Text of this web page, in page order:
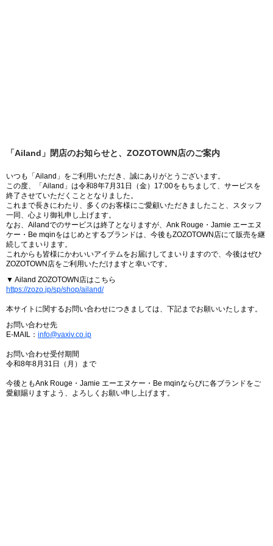
「Ailand」閉店のお知らせと、ZOZOTOWN店のご案内
いつも「Ailand」をご利用いただき、誠にありがとうございます。
この度、「Ailand」は令和8年7月31日（金）17:00をもちまして、サービスを
終了させていただくこととなりました。
これまで長きにわたり、多くのお客様にご愛顧いただきましたこと、スタッフ
一同、心より御礼申し上げます。
なお、Ailandでのサービスは終了となりますが、Ank Rouge・Jamie エーエヌ
ケー・Be mqinをはじめとするブランドは、今後もZOZOTOWN店にて販売を継
続してまいります。
これからも皆様にかわいいアイテムをお届けしてまいりますので、今後はぜひ
ZOZOTOWN店をご利用いただけますと幸いです。
▼ Ailand ZOZOTOWN店はこちら
https://zozo.jp/sp/shop/ailand/
本サイトに関するお問い合わせにつきましては、下記までお願いいたします。
お問い合わせ先
E-MAIL： info@vaxiv.co.jp
お問い合わせ受付期間
令和8年8月31日（月）まで
今後ともAnk Rouge・Jamie エーエヌケー・Be mqinならびに各ブランドをご
愛顧賜りますよう、よろしくお願い申し上げます。